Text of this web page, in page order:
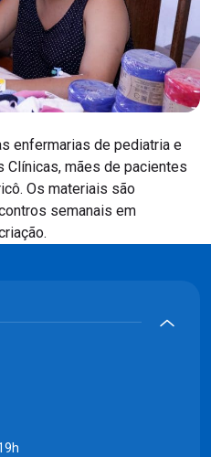
enfermarias de pediatria e
mães de pacientes
Os materiais são
semanais em